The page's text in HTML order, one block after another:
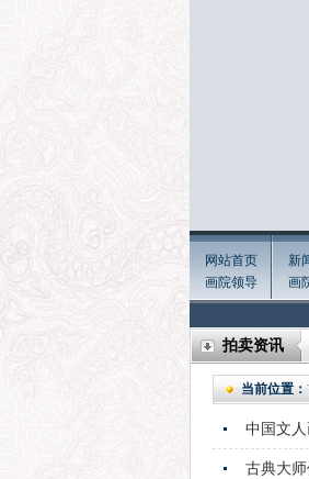
网站首页
画院领导
新
画
拍卖资讯
当前位置：
中国文
古典大